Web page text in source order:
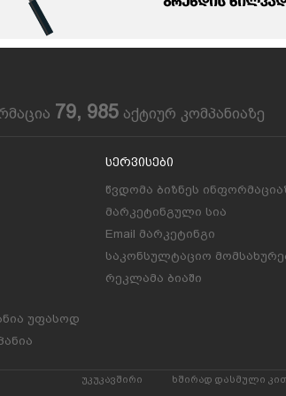
79, 985 აქტიურ კომპანიაზე
უფასოდ
Სერვისები
წვდომა ბიზნეს
მარკეტინგული სია
Email მარკეტინგი
საკონსულტაციო
რეკლამა ბიაში
უკუკავშირი ხშირად დასმული